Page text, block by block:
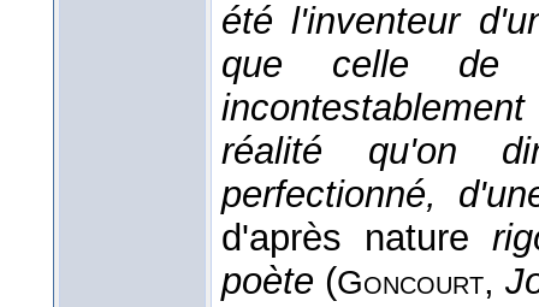
été l'inventeur
que celle de
réalité qu'on
perfectionné,
d'après nature
poète (Goncourt,